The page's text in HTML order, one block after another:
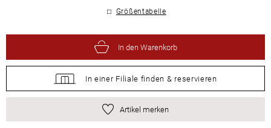
Größentabelle
In den Warenkorb
In einer Filiale finden & reservieren
Artikel merken